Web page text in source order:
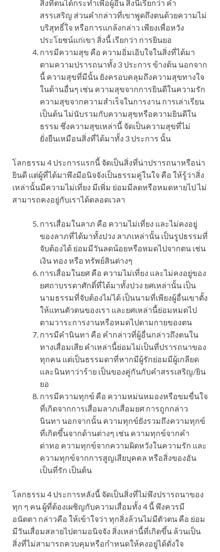
สิ่งที่ตนได้กระทำเพื่อผู้อื่น สิ่งนี้เรียกว่า คำ
สรรเสริญ ส่วนคำกล่าวที่เขาพูดถึงตนด้วยความไม่
บริสุทธิ์ใจ หรือการแกล้งกล่าว เพียงเพื่อหวัง
ประโยชน์แก่เขา สิ่งนี้ เรียกว่า การยินยอ
การมีความสุข คือ ความอิ่มเอิบใจในสิ่งที่ได้มา
ตามความปรารถนาทั้ง 3 ประการ ข้างต้น นอกจาก
นี้ ความสุขที่มีนั้น ยังครอบคลุมถึงความสุขทางใจ
ในด้านอื่นๆ เช่น ความสุขจากการยินดีในความรัก
ความสุขจากความสำเร็จในการงาน การเล่าเรียน
เป็นต้น ไม่นับรวมกับความสุขหรือความยินดีใน
ธรรม ซึ่งความสุขเหล่านี้ จัดเป็นความสุขที่ไม่
ยั่งยืนเหมือนสิ่งที่ได้มาทั้ง 3 ประการ นั้น
โลกธรรม 4 ประการแรกนี้ จัดเป็นสิ่งที่น่าปรารถนาหรือน่า
ยินดี แต่ผู้ที่ได้มาพึงมีอนิจจังเป็นธรรมคู่ในใจ คือ ให้รู้ว่าสิ่ง
เหล่านั้นมีความไม่เที่ยง มีเพิ่ม ย่อมมีลดหรือหมดหายไป ไม่
สามารถคงอยู่กับเราได้ตลอดเวลา
การเสื่อมในลาภ คือ ความไม่เที่ยง และไม่คงอยู่
ของลาภที่ได้มาทั้งปวง ลาภเหล่านั้น เป็นรูปธรรมที่
จับต้องได้ ย่อมมีวันลดน้อยหรือหมดไปจากตน เช่น
เงิน ทอง หรือ ทรัพย์สินต่างๆ
การเสื่อมในยศ คือ ความไม่เที่ยง และไม่คงอยู่ของ
ยศถาบรรดาศักดิ์ที่ได้มาทั้งปวง ยศเหล่านั้น เป็น
นามธรรมที่จับต้องไม่ได้ เป็นนามที่เพียงผู้อื่นเขาตั้ง
ให้แทนตัวตนของเรา และยศเหล่านี้ย่อมหมดไป
ตามวาระการงานหรือหมดไปตามกายของตน
การมีคำนินทา คือ คำกล่าวที่ผู้อื่นกล่าวถึงตนใน
ทางเสื่อมเสีย คำเหล่านี้ย่อมไม่เป็นที่ปรารถนาของ
ทุกคน แต่เป็นธรรมดาที่หากมีผู้รักย่อมมีผู้เกลียด
และนินทาว่าร้าย เป็นของคู่กันกับคำสรรเสริญ/ยิน
ยอ
การมีความทุกข์ คือ ความหม่นหมองหรือขมขื่นใจ
ที่เกิดจากการเสื่อมลาภเสื่อมยศ การถูกกล่าว
นินทา นอกจากนั้น ความทุกข์ยังรวมถึงความทุกข์
ที่เกิดขึ้นจากด้านต่างๆ เช่น ความทุกข์จากคำ
ด่าทอ ความทุกข์จากความผิดหวังในความรัก และ
ความทุกข์จากการสูญเสียบุคคล หรือสิ่งของอัน
เป็นที่รัก เป็นต้น
โลกธรรม 4 ประการหลังนี้ จัดเป็นสิ่งที่ไม่พึงปรารถนาของ
ทุก ๆ คน ผู้ที่ต้องเผชิญกับความเสื่อมทั้ง 4 นี้ พึงควรมี
อนัตตา กล่าวคือ ให้เข้าใจว่า ทุกสิ่งล้วนไม่มีตัวตน คือ ย่อม
มีวันเสื่อมสลายไปตามอนิจจัง สิ่งเหล่านี้ที่เกิดขึ้น ล้วนเป็น
สิ่งที่ไม่สามารถควบคุมหรือกำหนดให้คงอยู่ได้ดั่งใจ